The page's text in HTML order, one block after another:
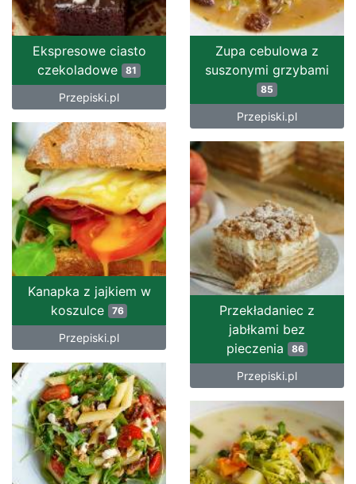
Ekspresowe ciasto
czekoladowe 81
Przepiski.pl
Zupa cebulowa z
suszonymi grzybami
85
Przepiski.pl
Kanapka z jajkiem w
koszulce
76
Przepiski.pl
Przekładaniec z
jabłkami bez
pieczenia
86
Przepiski.pl